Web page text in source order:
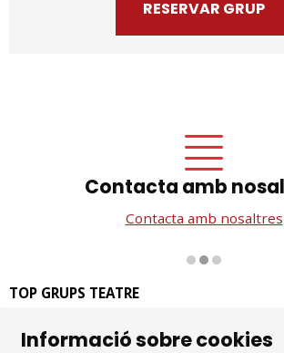
RESERVAR GRUP
Contacta amb
Contacta amb nosaltres
TOP GRUPS TEATRE
08002 Barcelona
Informació sobre cookies